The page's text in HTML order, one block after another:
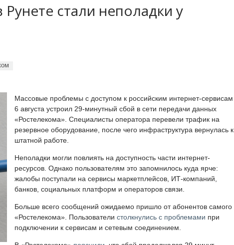
стали неполадки у
Массовые проблемы с доступом к российским интернет-сервисам
6 августа устроил 29-минутный сбой в сети передачи данных
«Ростелекома». Специалисты оператора перевели трафик на
резервное оборудование, после чего инфраструктура вернулась к
штатной работе.
Неполадки могли повлиять на доступность части интернет-
ресурсов. Однако пользователям это запомнилось куда ярче:
жалобы поступали на сервисы маркетплейсов, ИТ-компаний,
банков, социальных платформ и операторов связи.
Больше всего сообщений ожидаемо пришло от абонентов самого
«Ростелекома». Пользователи столкнулись с проблемами при
подключении к сервисам и сетевым соединением.